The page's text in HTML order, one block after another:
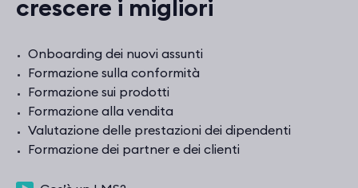
Сlienti
+39 069 480 45 39
support@ispring.it
Prezzi
Prova gratis
crescere i migliori
Onboarding dei nuovi assunti
Formazione sulla conformità
Formazione sui prodotti
Formazione alla vendita
Valutazione delle prestazioni dei dipendenti
Formazione dei partner e dei clienti